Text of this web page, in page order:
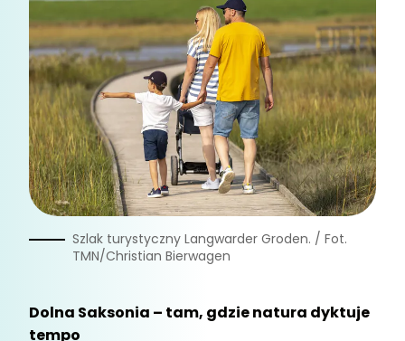
Szlak turystyczny Langwarder Groden. / Fot.
TMN/Christian Bierwagen
Dolna Saksonia – tam, gdzie natura dyktuje
tempo